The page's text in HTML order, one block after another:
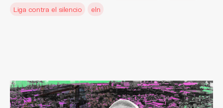
Liga contra el silencio
eln